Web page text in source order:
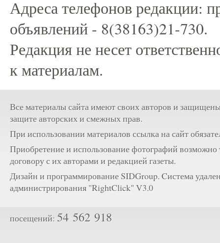
Адреса телефонов редакции:
объявлений - 8(38163)21-730.
Редакция не несет
к материалам.
Все материалы сайта имеют своих авторов и
защите авторских и смежных прав.
При использовании материалов ссылка на сайт
Приобретение и использование фотографий возможно
договору с их авторами и редакцией газеты.
Дизайн и программирование SIDGroup. Cистема
администрирования "RightClick" V3.0
посещений: 54 562 918